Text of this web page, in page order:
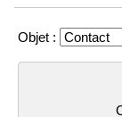
Objet :